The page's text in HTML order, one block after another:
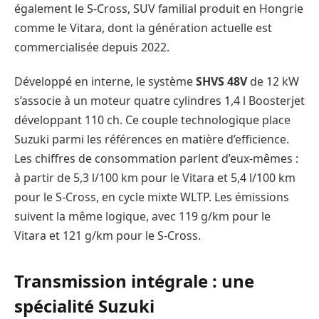
également le S-Cross, SUV familial produit en Hongrie
comme le Vitara, dont la génération actuelle est
commercialisée depuis 2022.
Développé en interne, le systèmeSHVS 48Vde 12 kW
s’associe à un moteur quatre cylindres 1,4 l Boosterjet
développant 110 ch. Ce couple technologique place
Suzuki parmi les références en matière d’efficience.
Les chiffres de consommation parlent d’eux-mêmes :
à partir de 5,3 l/100 km pour le Vitara et 5,4 l/100 km
pour le S-Cross, en cycle mixte WLTP. Les émissions
suivent la même logique, avec 119 g/km pour le
Vitara et 121 g/km pour le S-Cross.
Transmission intégrale : une
spécialité Suzuki